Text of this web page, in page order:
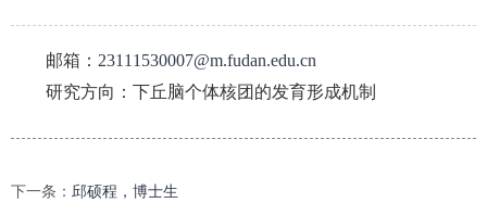
邮箱： 23111530007@m.fudan.edu.cn
研究方向：下丘脑个体核团的发育形成机制
下一条： 邱硕程，博士生